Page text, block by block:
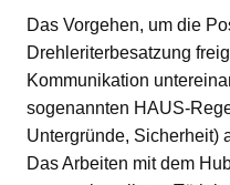
Das Vorgehen, um die
Drehleriterbesatzung
Kommunikation
sogenannten HAUS-
Untergründe, Sicherheit)
Das Arbeiten mit dem